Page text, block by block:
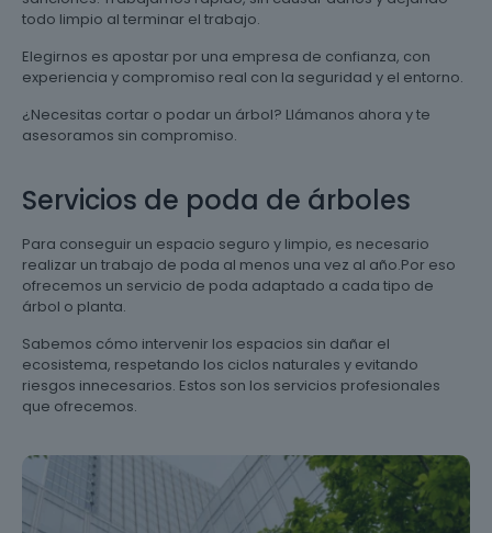
todo limpio al terminar el trabajo.
Elegirnos es apostar por una empresa de confianza, con
experiencia y compromiso real con la seguridad y el entorno.
¿Necesitas cortar o podar un árbol? Llámanos ahora y te
asesoramos sin compromiso.
Servicios de poda de árboles
Para conseguir un espacio seguro y limpio, es necesario
realizar un trabajo de poda al menos una vez al año.Por eso
ofrecemos un servicio de poda adaptado a cada tipo de
árbol o planta.
Sabemos cómo intervenir los espacios sin dañar el
ecosistema, respetando los ciclos naturales y evitando
riesgos innecesarios. Estos son los servicios profesionales
que ofrecemos.